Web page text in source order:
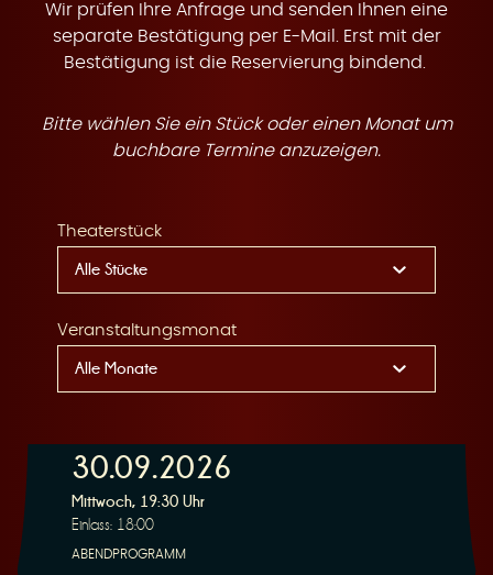
e
R
Wir prüfen Ihre Anfrage und senden Ihnen eine
separate Bestätigung per E-Mail. Erst mit der
Bestätigung ist die Reservierung bindend.
Bitte wählen Sie ein Stück oder einen Monat um
buchbare Termine anzuzeigen.
Theaterstück
Veranstaltungsmonat
30.09.2026
Mittwoch, 19:30 Uhr
Einlass: 18:00
ABENDPROGRAMM